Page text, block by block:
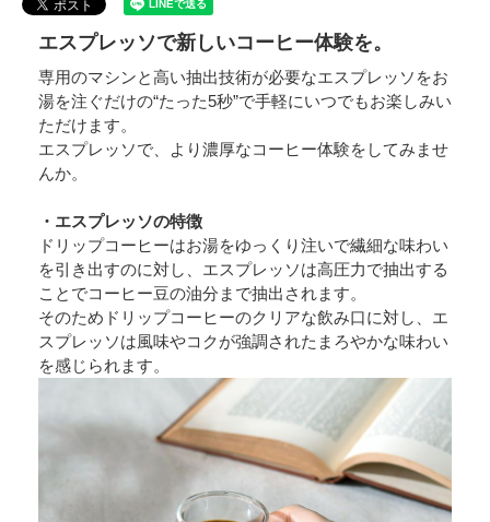
エスプレッソで新しいコーヒー体験を。
専用のマシンと高い抽出技術が必要なエスプレッソをお
湯を注ぐだけの“たった5秒”で手軽にいつでもお楽しみい
ただけます。
エスプレッソで、より濃厚なコーヒー体験をしてみませ
んか。
・エスプレッソの特徴
ドリップコーヒーはお湯をゆっくり注いで繊細な味わい
を引き出すのに対し、エスプレッソは高圧力で抽出する
ことでコーヒー豆の油分まで抽出されます。
そのためドリップコーヒーのクリアな飲み口に対し、エ
スプレッソは風味やコクが強調されたまろやかな味わい
を感じられます。